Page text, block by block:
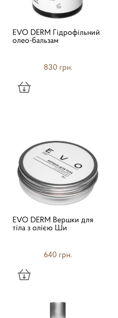
EVO DERM Гідрофільний
олео-бальзам
830 грн.
EVO DERM Вершки для
тіла з олією Ши
640 грн.